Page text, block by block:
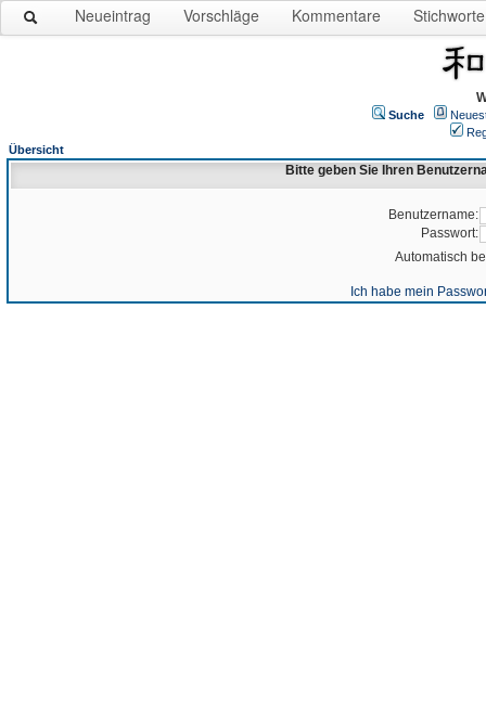
Neueintrag Vorschläge Kommentare Stichworte
Suche
Übersicht
Bitte geben Sie Ihren
Benutzername:
Passwort:
Automatisch
Ich habe mein